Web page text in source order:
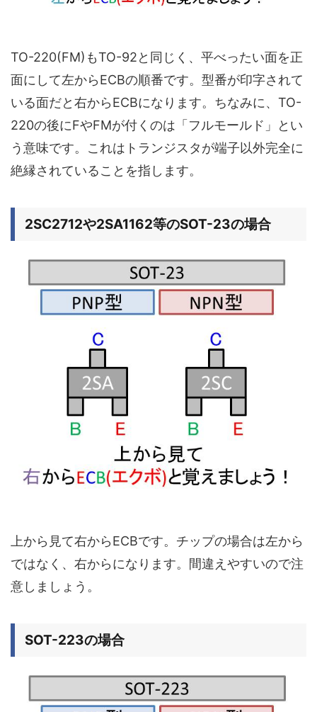
TO-220(FM)もTO-92と同じく、 平べったい面を正
面にして左からECBの順番です。 型番が印字されて
いる面だと右からECBになります。ちなみに、TO-
220の後にFやFMが付くのは「フルモールド」とい
う意味です。これはトランジスタが端子以外完全に
絶縁されていることを指します。
2SC2712や2SA1162等のSOT-23の場合
上から見て右からECBです。 チップの場合は左から
ではなく、右からになります。 間違えやすいので注
意しましょう。
SOT-223の場合